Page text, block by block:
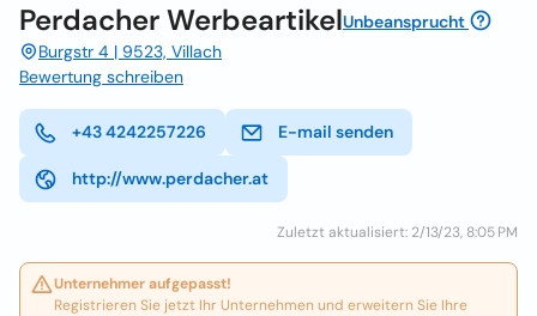
Perdacher WerbeartikelUnbeansprucht
Burgstr 4 | 9523, Villach
Bewertung schreiben
+43 4242257226 E-mail senden
http://www.perdacher.at
Zuletzt aktualisiert: 2/13/23, 8:05 PM
Unternehmer aufgepasst!
Registrieren Sie jetzt Ihr Unternehmen und erweitern Sie Ihre